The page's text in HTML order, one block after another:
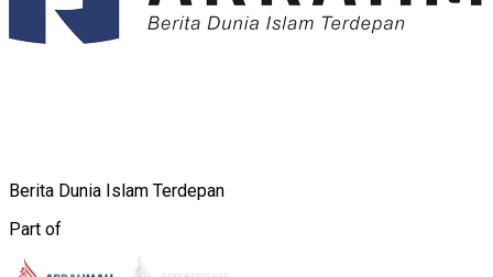
Berita Dunia Islam Terdepan
Part of